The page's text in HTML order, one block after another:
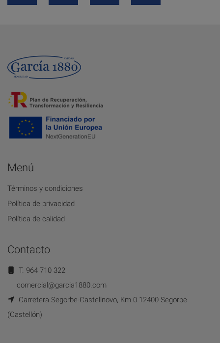
Menú
Términos y condiciones
Política de privacidad
Política de calidad
Contacto
T. 964 710 322
comercial@garcia1880.com
Carretera Segorbe-Castellnovo, Km.0 12400 Segorbe
(Castellón)